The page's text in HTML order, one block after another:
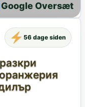
Google Oversæt
56 dage siden